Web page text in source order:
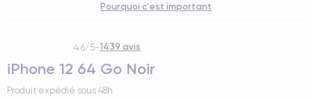
Pourquoi c'est important
4.6/5-1439 avis
iPhone 12 64 Go Noir
Produit expédié sous 48h